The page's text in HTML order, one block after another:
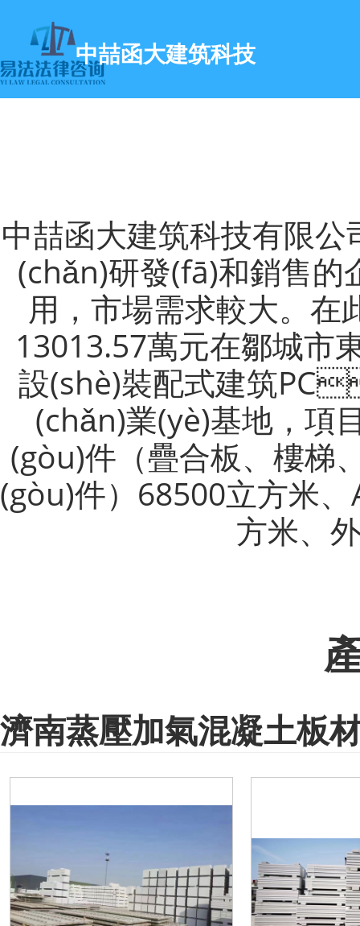
中喆函大建筑科技
中喆函大建筑科技有限
(chǎn)研發(fā)和銷售的
用，市場需求較大。
13013.57萬元在鄒城市
設(shè)裝配式建筑
(chǎn)業(yè)基地，
(gòu)件（疊合板、樓梯
(gòu)件）68500立方米
方米
濟南蒸壓加氣混凝土板